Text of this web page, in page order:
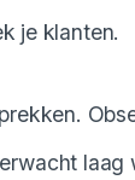
je klanten.
laag